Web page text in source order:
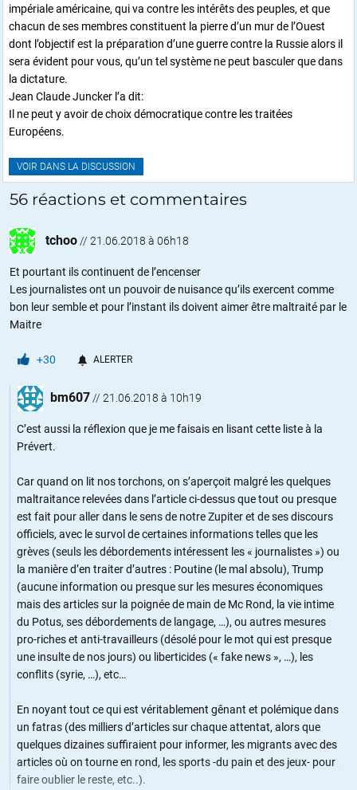
impériale américaine, qui va contre les intérêts des peuples, et que
chacun de ses membres constituent la pierre d’un mur de l’Ouest
dont l’objectif est la préparation d’une guerre contre la Russie alors il
sera évident pour vous, qu’un tel système ne peut basculer que dans
la dictature.
Jean Claude Juncker l’a dit:
Il ne peut y avoir de choix démocratique contre les traitées
Européens.
VOIR DANS LA DISCUSSION
56 réactions et commentaires
tchoo // 21.06.2018 à 06h18
Et pourtant ils continuent de l’encenser
Les journalistes ont un pouvoir de nuisance qu’ils exercent comme
bon leur semble et pour l’instant ils doivent aimer être maltraité par le
Maitre
+30 ALERTER
bm607 // 21.06.2018 à 10h19
C’est aussi la réflexion que je me faisais en lisant cette liste à la
Prévert.
Car quand on lit nos torchons, on s’aperçoit malgré les quelques
maltraitance relevées dans l’article ci-dessus que tout ou presque
est fait pour aller dans le sens de notre Zupiter et de ses discours
officiels, avec le survol de certaines informations telles que les
grèves (seuls les débordements intéressent les « journalistes ») ou
la manière d’en traiter d’autres : Poutine (le mal absolu), Trump
(aucune information ou presque sur les mesures économiques
mais des articles sur la poignée de main de Mc Rond, la vie intime
du Potus, ses débordements de langage, …), ou autres mesures
pro-riches et anti-travailleurs (désolé pour le mot qui est presque
une insulte de nos jours) ou liberticides (« fake news », …), les
conflits (syrie, …), etc…
En noyant tout ce qui est véritablement gênant et polémique dans
un fatras (des milliers d’articles sur chaque attentat, alors que
quelques dizaines suffiraient pour informer, les migrants avec des
articles où on tourne en rond, les sports -du pain et des jeux- pour
faire oublier le reste, etc..).